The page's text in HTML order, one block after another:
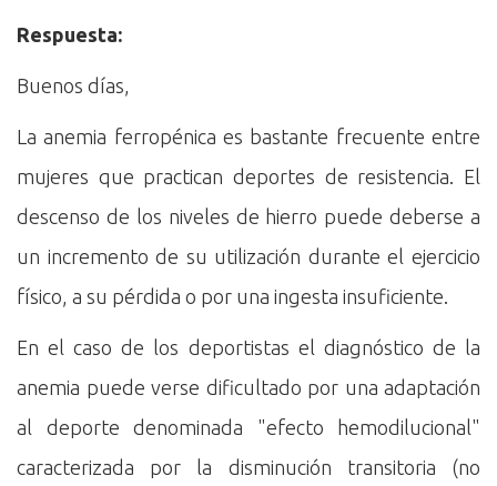
Respuesta:
Buenos días,
La anemia ferropénica es bastante frecuente entre
mujeres que practican deportes de resistencia. El
descenso de los niveles de hierro puede deberse a
un incremento de su utilización durante el ejercicio
físico, a su pérdida o por una ingesta insuficiente.
En el caso de los deportistas el diagnóstico de la
anemia puede verse dificultado por una adaptación
al deporte denominada "efecto hemodilucional"
caracterizada por la disminución transitoria (no